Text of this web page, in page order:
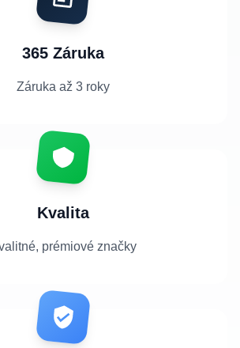
365 Záruka
Záruka až 3 roky
Kvalita
prémiové značky